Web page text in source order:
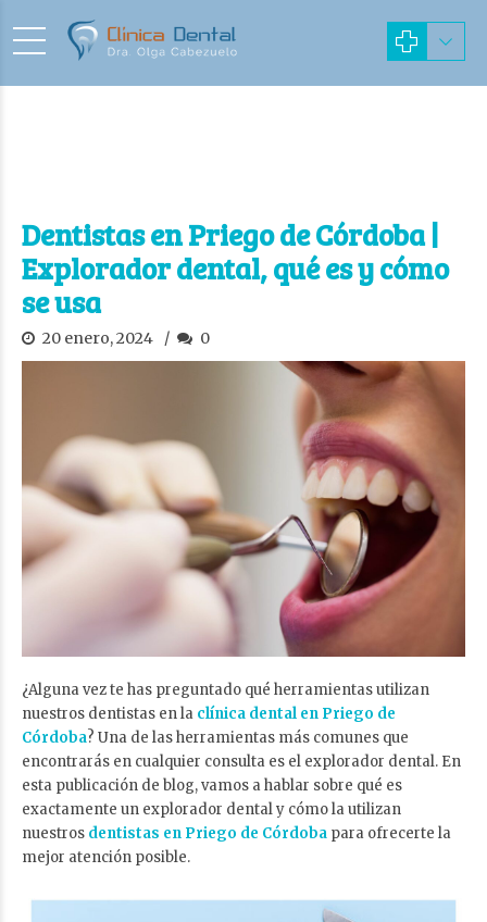
Dentistas en Priego de Córdoba |
Explorador dental, qué es y cómo
se usa
20 enero, 2024 0
¿Alguna vez te has preguntado qué herramientas utilizan
nuestros dentistas en la clínica dental en Priego de
Córdoba? Una de las herramientas más comunes que
encontrarás en cualquier consulta es el explorador dental. En
esta publicación de blog, vamos a hablar sobre qué es
exactamente un explorador dental y cómo la utilizan
nuestros dentistas en Priego de Córdoba para ofrecerte la
mejor atención posible.